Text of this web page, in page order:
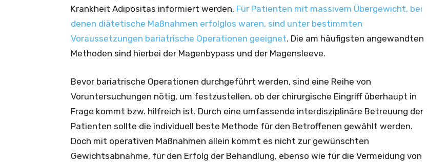
Krankheit Adipositas informiert werden. Für Patienten mit massivem Übergewicht, bei
denen diätetische Maßnahmen erfolglos waren, sind unter bestimmten
Voraussetzungen bariatrische Operationen geeignet. Die am häufigsten angewandten
Methoden sind hierbei der Magenbypass und der Magensleeve.
Bevor bariatrische Operationen durchgeführt werden, sind eine Reihe von
Voruntersuchungen nötig, um festzustellen, ob der chirurgische Eingriff überhaupt in
Frage kommt bzw. hilfreich ist. Durch eine umfassende interdisziplinäre Betreuung der
Patienten sollte die individuell beste Methode für den Betroffenen gewählt werden.
Doch mit operativen Maßnahmen allein kommt es nicht zur gewünschten
Gewichtsabnahme, für den Erfolg der Behandlung, ebenso wie für die Vermeidung von